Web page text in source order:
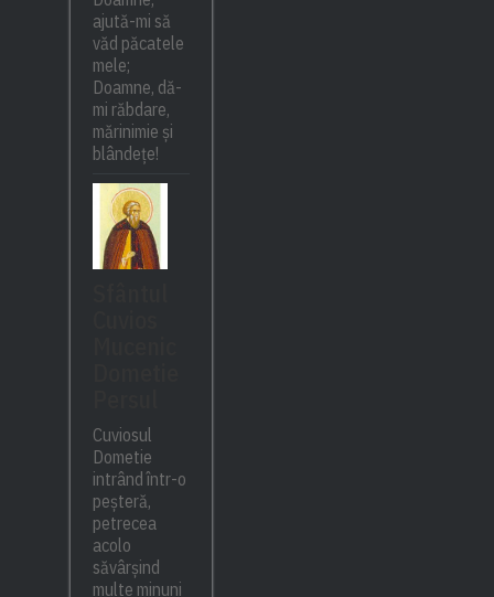
ajută-mi să
văd păcatele
mele;
Doamne, dă-
mi răbdare,
mărinimie şi
blândeţe!
Cuviosul
Dometie
intrând într-o
peșteră,
petrecea
acolo
săvârșind
multe minuni